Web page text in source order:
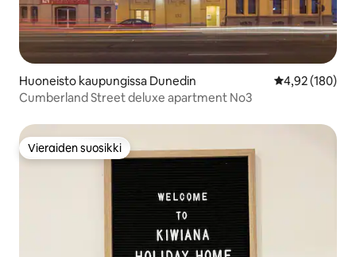
Huoneisto kaupungissa Dunedin
4,92 (180)
Cumberland Street deluxe apartment No3
Vieraiden suosikki
Vieraiden suosikki